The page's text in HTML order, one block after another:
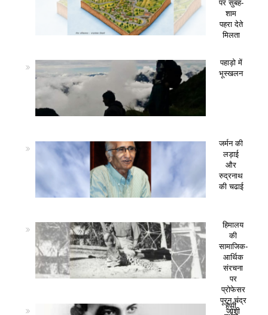
पर सुबह-
शाम
पहरा देते
मिलता
पहाड़ो में
भूस्खलन
जर्मन की
लड़ाई
और
रुद्रनाथ
की चढाई
हिमालय
की
सामाजिक-
आर्थिक
संरचना
पर
प्रोफेसर
पूरन चंद्र
जोशी
हैप्पी